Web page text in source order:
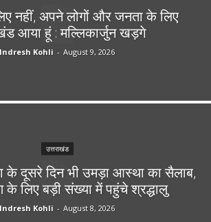
नहीं, अपने लोगों और जनता के लिए
आया हूं : मल्लिकार्जुन खड़गे
Indresh Kohli - August 9, 2026
उत्तराखंड
के दूसरे दिन भी उमड़ा आस्था का सैलाब,
लिए बड़ी संख्या में पहुंचे श्रद्धालु
Indresh Kohli - August 8, 2026